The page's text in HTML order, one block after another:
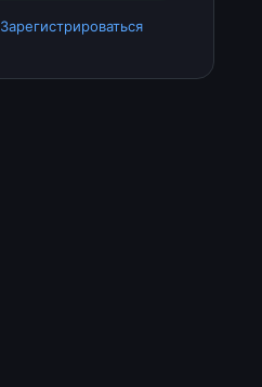
Зарегистрироваться